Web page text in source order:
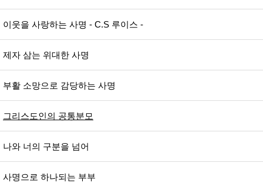
이웃을 사랑하는 사명 - C.S 루이스 -
제자 삼는 위대한 사명
부활 소망으로 감당하는 사명
그리스도인의 공통분모
나와 너의 구분을 넘어
사명으로 하나되는 부부